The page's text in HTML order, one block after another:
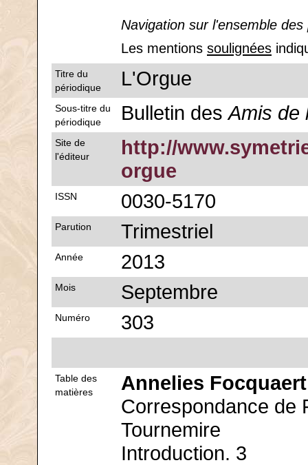
Navigation sur l'ensemble
Les mentions soulignées
Titre du
périodique
L'Orgue
Sous-titre du
périodique
Bulletin desAmis de
Site de
l'éditeur
http://
orgue
ISSN 0030-5170
Parution Trimestriel
Année 2013
Mois Septembre
Numéro 303
Table des
matières
Annelies
Correspondance de
Tournemire
Introduction. 3